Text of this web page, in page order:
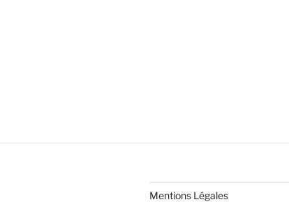
Mentions Légales